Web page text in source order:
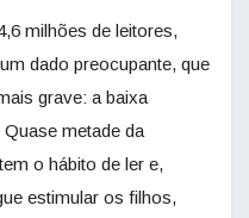
milhões de leitores,
dado preocupante, que
grave: a baixa
metade da
o hábito de ler e,
estimular os filhos,